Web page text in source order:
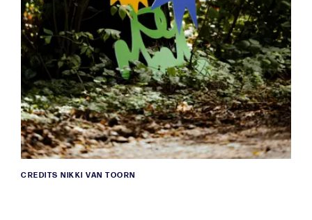
CREDITS NIKKI VAN TOORN